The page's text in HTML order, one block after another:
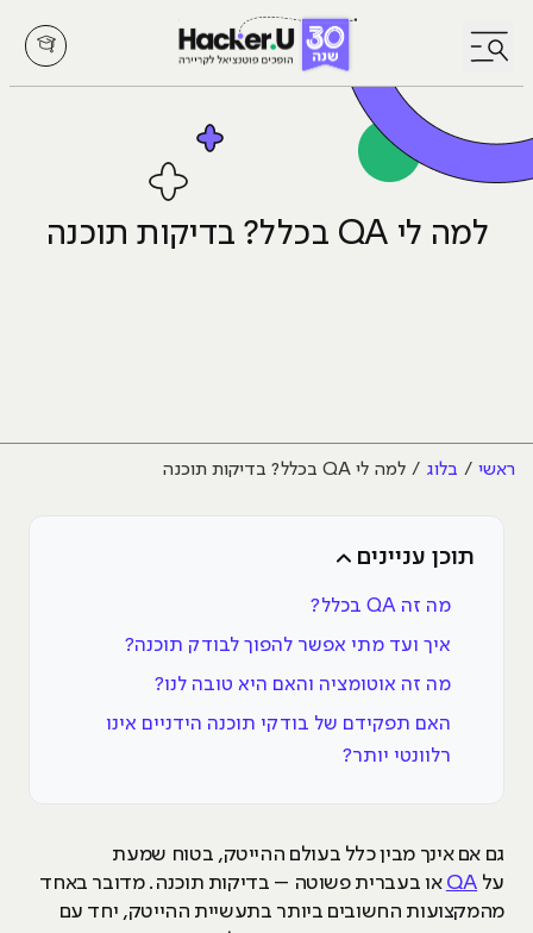
לחץ לפתיחת/סגירת תפריט
למה לי QA בכלל? בדיקות תוכנה
ראשי בלוג למה לי QA בכלל? בדיקות תוכנה
תוכן עניינים
מה זה QA בכלל?
איך ועד מתי אפשר להפוך לבודק תוכנה?
מה זה אוטומציה והאם היא טובה לנו?
האם תפקידם של בודקי תוכנה הידניים אינו
רלוונטי יותר?
גם אם אינך מבין כלל בעולם ההייטק, בטוח שמעת
על QA או בעברית פשוטה – בדיקות תוכנה. מדובר באחד
מהמקצועות החשובים ביותר בתעשיית ההייטק, יחד עם